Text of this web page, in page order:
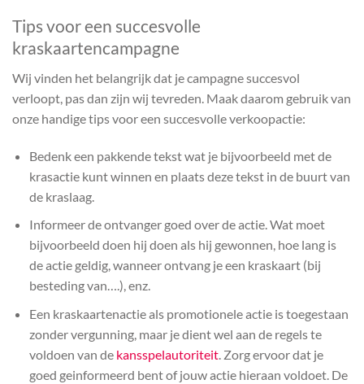
Tips voor een succesvolle
kraskaartencampagne
Wij vinden het belangrijk dat je campagne succesvol
verloopt, pas dan zijn wij tevreden. Maak daarom gebruik van
onze handige tips voor een succesvolle verkoopactie:
Bedenk een pakkende tekst wat je bijvoorbeeld met de
krasactie kunt winnen en plaats deze tekst in de buurt van
de kraslaag.
Informeer de ontvanger goed over de actie. Wat moet
bijvoorbeeld doen hij doen als hij gewonnen, hoe lang is
de actie geldig, wanneer ontvang je een kraskaart (bij
besteding van….), enz.
Een kraskaartenactie als promotionele actie is toegestaan
zonder vergunning, maar je dient wel aan de regels te
voldoen van de kansspelautoriteit. Zorg ervoor dat je
goed geinformeerd bent of jouw actie hieraan voldoet. De